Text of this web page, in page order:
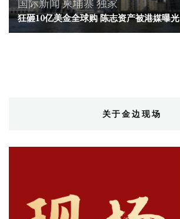
国际新闻柬埔寨 独家
狂砸10亿美金全球购 陈志资产被港媒曝光
关于金边现场